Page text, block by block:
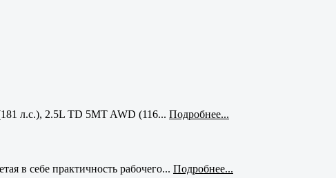
л.с.), 2.5L TD 5MT AWD (116... Подробнее...
в себе практичность рабочего... Подробнее...